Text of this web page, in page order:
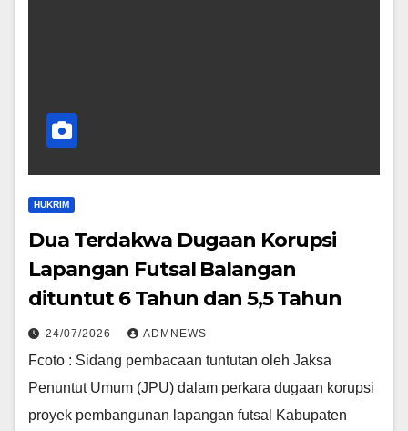
HUKRIM
Dua Terdakwa Dugaan Korupsi
Lapangan Futsal Balangan
dituntut 6 Tahun dan 5,5 Tahun
24/07/2026 ADMNEWS
Fcoto : Sidang pembacaan tuntutan oleh Jaksa
Penuntut Umum (JPU) dalam perkara dugaan korupsi
proyek pembangunan lapangan futsal Kabupaten